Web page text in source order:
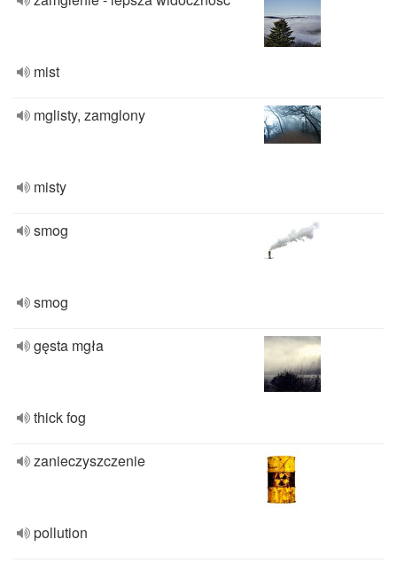
mist
mglisty, zamglony
misty
smog
smog
gęsta mgła
thick fog
zanieczyszczenie
pollution